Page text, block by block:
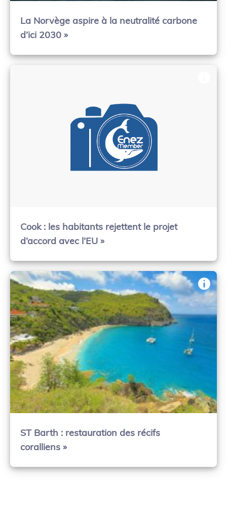
La Norvège aspire à la neutralité carbone
d’ici 2030 »
Cook : les habitants rejettent le projet
d’accord avec l’EU »
ST Barth : restauration des récifs
coralliens »